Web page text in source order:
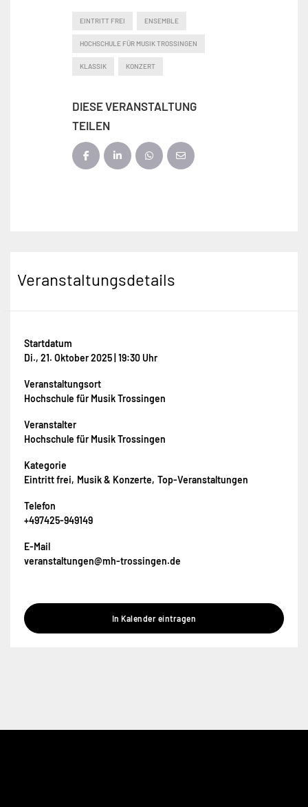
EINTRITT FREI ENSEMBLE
HOCHSCHULE FÜR MUSIK TROSSINGEN
KLASSIK KONZERT
DIESE VERANSTALTUNG
TEILEN
Veranstaltungsdetails
Startdatum
Di., 21. Oktober 2025 | 19:30 Uhr
Veranstaltungsort
Hochschule für Musik Trossingen
Veranstalter
Hochschule für Musik Trossingen
Kategorie
Eintritt frei Musik & Konzerte Top-Veranstaltungen
Telefon
+497425-949149
E-Mail
veranstaltungen@mh-trossingen.de
In Kalender eintragen